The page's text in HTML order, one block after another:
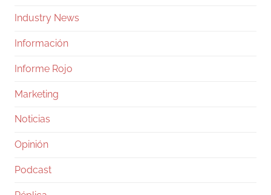
Industry News
Información
Informe Rojo
Marketing
Noticias
Opinión
Podcast